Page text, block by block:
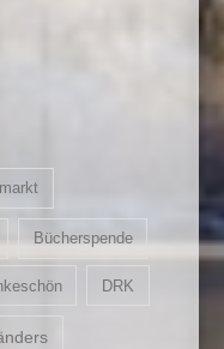
Bücherspende
DRK